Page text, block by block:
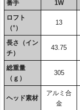
番手 1W
ロフト
（°）
13
長さ（イン
チ）
43.75
総重量
（ｇ）
305
ヘッド素材
アルミ合
金